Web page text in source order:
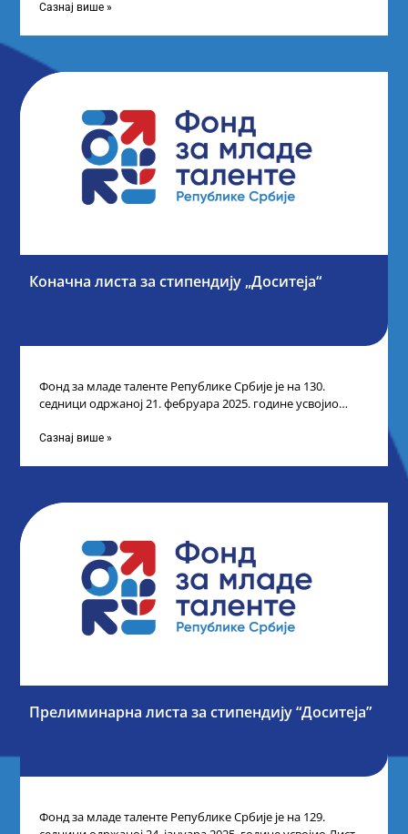
Сазнај више »
Коначна листа за стипендију „Доситеја“
Фонд за младе таленте Републике Србије је на 130.
седници одржаној 21. фебруара 2025. године усвојио
Сазнај више »
Прелиминарна листа за стипендију “Доситеја”
Фонд за младе таленте Републике Србије је на 129.